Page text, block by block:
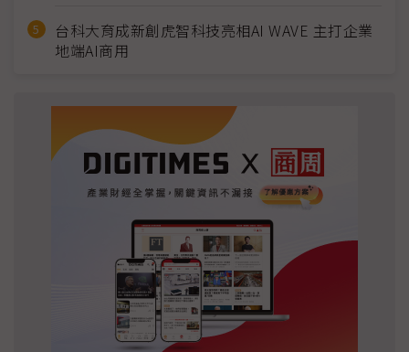
台科大育成新創虎智科技亮相AI WAVE 主打企業
地端AI商用